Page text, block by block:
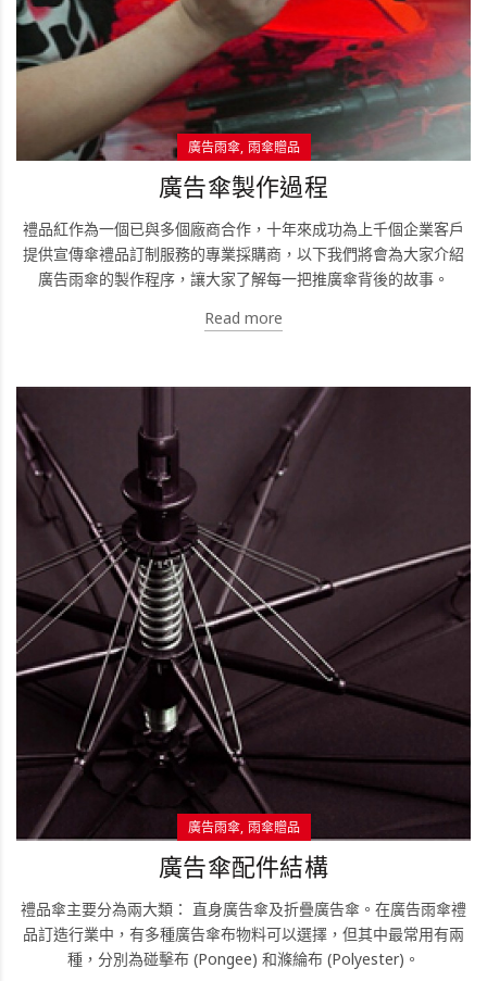
廣告雨傘 雨傘贈品
廣告傘製作過程
禮品紅作為一個已與多個廠商合作，十年來成功為上千個企業客戶
提供宣傳傘禮品訂制服務的專業採購商，以下我們將會為大家介紹
廣告雨傘的製作程序，讓大家了解每一把推廣傘背後的故事。
Read more
廣告雨傘 雨傘贈品
廣告傘配件結構
禮品傘主要分為兩大類： 直身廣告傘及折疊廣告傘。在廣告雨傘禮
品訂造行業中，有多種廣告傘布物料可以選擇，但其中最常用有兩
種，分別為碰擊布 (Pongee) 和滌綸布 (Polyester)。